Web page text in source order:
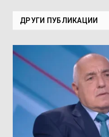
ДРУГИ ПУБЛИКАЦИИ